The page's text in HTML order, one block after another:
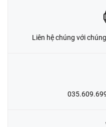
Liên hệ chúng với